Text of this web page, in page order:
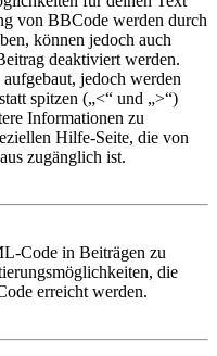
von BBCode werden durch
können jedoch auch
deaktiviert werden.
jedoch werden
spitzen („<“ und „>“)
Informationen zu
Hilfe-Seite, die von
zugänglich ist.
Code in Beiträgen zu
die
erreicht werden.